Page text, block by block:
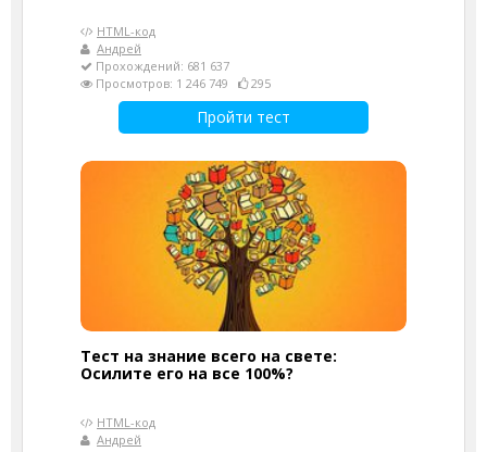
HTML-код
Андрей
Прохождений: 681 637
Просмотров: 1 246 749
295
Пройти тест
Тест на знание всего на свете:
Осилите его на все 100%?
HTML-код
Андрей